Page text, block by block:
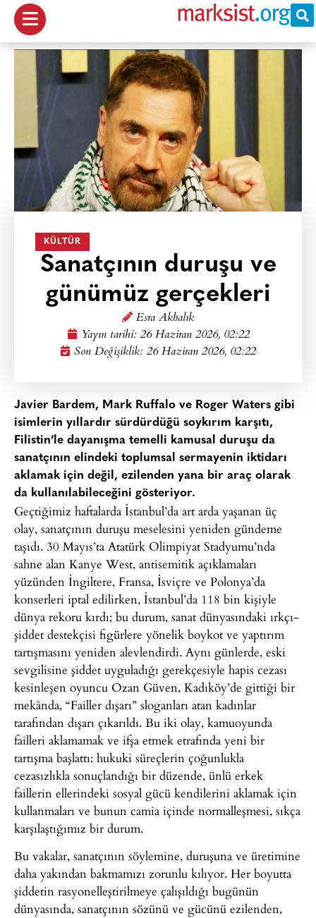
KÜLTÜR
Sanatçının duruşu ve
günümüz gerçekleri
Esra Akbalık
Yayın tarihi: 26 Haziran 2026, 02:22
Son Değişiklik: 26 Haziran 2026, 02:22
Javier Bardem, Mark Ruffalo ve Roger Waters gibi
isimlerin yıllardır sürdürdüğü soykırım karşıtı,
Filistin’le dayanışma temelli kamusal duruşu da
sanatçının elindeki toplumsal sermayenin iktidarı
aklamak için değil, ezilenden yana bir araç olarak
da kullanılabileceğini gösteriyor.
Geçtiğimiz haftalarda İstanbul’da art arda yaşanan üç
olay, sanatçının duruşu meselesini yeniden gündeme
taşıdı. 30 Mayıs’ta Atatürk Olimpiyat Stadyumu’nda
sahne alan Kanye West, antisemitik açıklamaları
yüzünden İngiltere, Fransa, İsviçre ve Polonya’da
konserleri iptal edilirken, İstanbul’da 118 bin kişiyle
dünya rekoru kırdı; bu durum, sanat dünyasındaki ırkçı-
şiddet destekçisi figürlere yönelik boykot ve yaptırım
tartışmasını yeniden alevlendirdi. Aynı günlerde, eski
sevgilisine şiddet uyguladığı gerekçesiyle hapis cezası
kesinleşen oyuncu Ozan Güven, Kadıköy’de gittiği bir
mekânda, “Failler dışarı” sloganları atan kadınlar
tarafından dışarı çıkarıldı. Bu iki olay, kamuoyunda
failleri aklamamak ve ifşa etmek etrafında yeni bir
tartışma başlattı: hukuki süreçlerin çoğunlukla
cezasızlıkla sonuçlandığı bir düzende, ünlü erkek
faillerin ellerindeki sosyal gücü kendilerini aklamak için
kullanmaları ve bunun camia içinde normalleşmesi, sıkça
karşılaştığımız bir durum.
Bu vakalar, sanatçının söylemine, duruşuna ve üretimine
daha yakından bakmamızı zorunlu kılıyor. Her boyutta
şiddetin rasyonelleştirilmeye çalışıldığı bugünün
dünyasında, sanatçının sözünü ve gücünü ezilenden,